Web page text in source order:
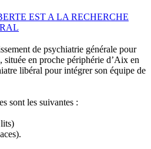
de psychiatrie générale pour
en proche périphérie d’Aix en
libéral pour intégrer son équipe de
sont les suivantes :